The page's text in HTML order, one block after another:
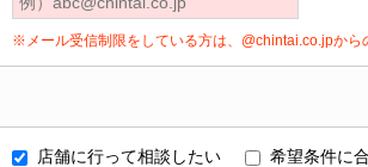
※メール受信制限をしている方は、@chintai.co.jpから
店舗に行って相談したい
希望条件に